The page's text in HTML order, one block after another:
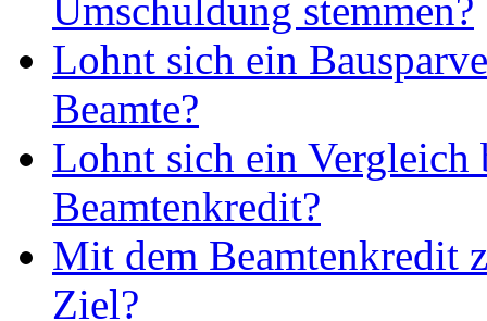
Umschuldung stemmen?
Lohnt sich ein
Beamte?
Lohnt sich ein Vergleich
Beamtenkredit?
Mit dem Beamtenkredit
Ziel?